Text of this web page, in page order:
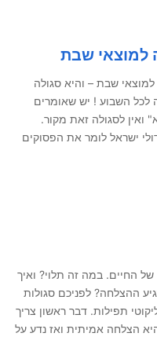
למוצאי שבת
שבת – והיא סגולה
לכל השבוע ! יש שאומרים
ואין לסגולה זאת מקור.
ישראל לומר את הפסוקים
החיים. במה זה תלוי? ואיך
ההצלחה? לפניכם סגולות
תפילות. דבר ראשון צריך
הצלחה אמיתית ואז נדע על